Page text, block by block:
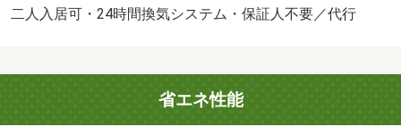
あり３，３００円～・他交通手段：ＪＲ阪和線和歌山駅バ
ウォークインクローゼットあり！ 浴室は一坪風呂でゆっ
たりリラックス♪ お問合せ・ご相談は『賃貸住宅センタ
ー』までお気軽に♪・駐輪場：有・仲介手数料：１．１ヶ
二人入居可・24時間換気システム・保証人不要／代行
省エネ性能